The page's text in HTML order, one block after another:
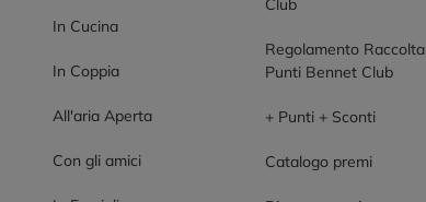
In Cucina
In Coppia
All'aria Aperta
Con gli amici
Club
Regolamento Raccolta
Punti Bennet Club
+ Punti + Sconti
Catalogo premi